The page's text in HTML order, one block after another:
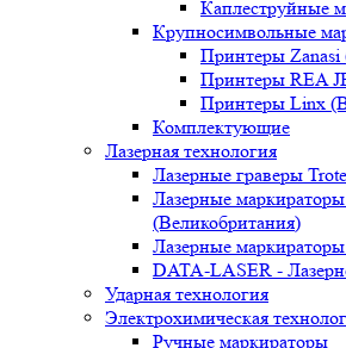
Каплеструйные
Крупносимвольные
Принтеры Zanasi
Принтеры REA
Принтеры Linx
Комплектующие
Лазерная технология
Лазерные граверы
Лазерные
(Великобритания)
Лазерные
DATA-LASER -
Ударная технология
Электрохимическая
Ручные маркираторы